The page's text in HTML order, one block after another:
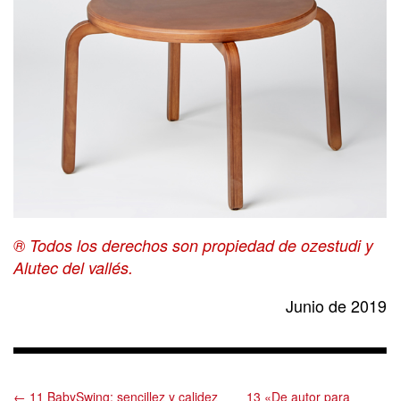
® Todos los derechos son propiedad de ozestudi y
Alutec del vallés.
Junio de 2019
← 11 BabySwing; sencillez y calidez
13 «De autor para